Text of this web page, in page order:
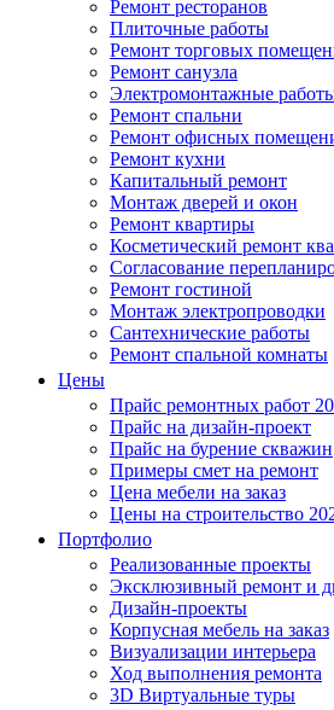
Ремонт ресторанов
Плиточные работы
Ремонт торговых
Ремонт санузла
Электромонтажные
Ремонт спальни
Ремонт офисных
Ремонт кухни
Капитальный ремонт
Монтаж дверей и окон
Ремонт квартиры
Косметический ремонт
Согласование
Ремонт гостиной
Монтаж электропроводки
Сантехнические работы
Ремонт спальной комнаты
Цены
Прайс ремонтных работ
Прайс на дизайн-проект
Прайс на бурение скважин
Примеры смет на ремонт
Цена мебели на заказ
Цены на строительство
Портфолио
Реализованные проекты
Эксклюзивный ремонт и
Дизайн-проекты
Корпусная мебель на заказ
Визуализации интерьера
Ход выполнения ремонта
3D Виртуальные туры